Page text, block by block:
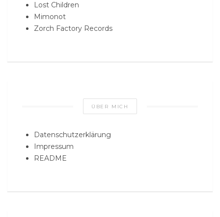
Lost Children
Mimonot
Zorch Factory Records
ÜBER MICH
Datenschutzerklärung
Impressum
README